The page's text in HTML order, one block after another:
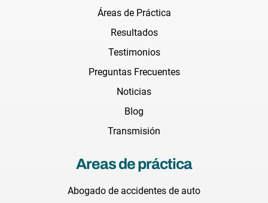
Áreas de Práctica
Resultados
Testimonios
Preguntas Frecuentes
Noticias
Blog
Transmisión
Areas de práctica
Abogado de accidentes de auto